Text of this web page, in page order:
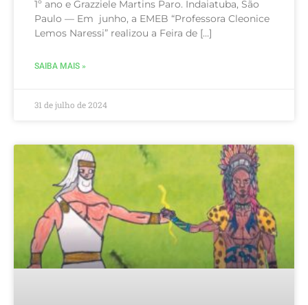
1º ano e Grazziele Martins Paro. Indaiatuba, São
Paulo — Em junho, a EMEB “Professora Cleonice
Lemos Naressi” realizou a Feira de […]
SAIBA MAIS »
31 de julho de 2024